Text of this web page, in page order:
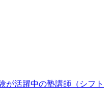
が活躍中の塾講師（シフト